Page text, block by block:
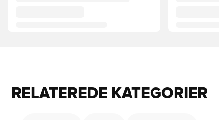
RELATEREDE KATEGORIER